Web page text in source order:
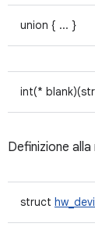
union { ... }
int(*
Definizione alla
struct